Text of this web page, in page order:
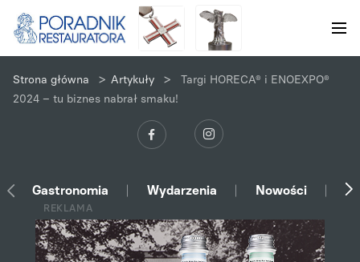
REKLAMA
Gastronomia Wydarzenia Nowości
Strona główna > Artykuły >
Targi HORECA® i ENOEXPO®
2024 – tu biznes nabrał smaku!